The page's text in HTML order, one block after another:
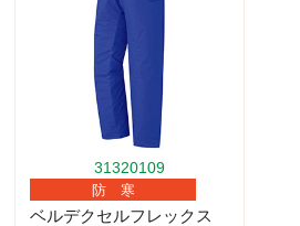
31320109
防 寒
ベルデクセルフレックス